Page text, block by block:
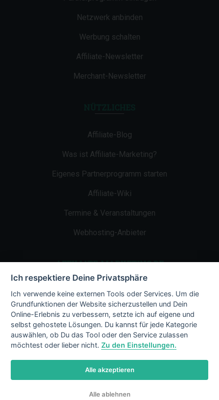
Netzwerk anbinden
Werbung schalten
Affiliate-Newsletter
Merchant-Newsletter
Affiliate-Blog
Was ist Affiliate-Marketing?
Eigenes Partnerprogramm starten
Affiliate-Wiki
Termine & Veranstaltungen
Webhosting-Anbieter
AFFILIATE-MARKETING.DE
Impressum
Kontakt
Datenschutz
Marketing.de/ LiMBo v2.8
Ich respektiere Deine Privatsphäre
Ich verwende keine externen Tools oder Services. Um die
Grundfunktionen der Website sicherzustellen und Dein
Online-Erlebnis zu verbessern, setzte ich auf eigene und
selbst gehostete Lösungen. Du kannst für jede Kategorie
auswählen, ob Du das Tool oder den Service zulassen
möchtest oder lieber nicht.Zu den Einstellungen.
Alle akzeptieren
Alle ablehnen